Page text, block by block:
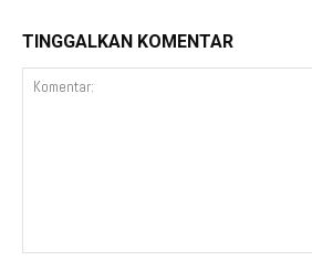
TINGGALKAN KOMENTAR